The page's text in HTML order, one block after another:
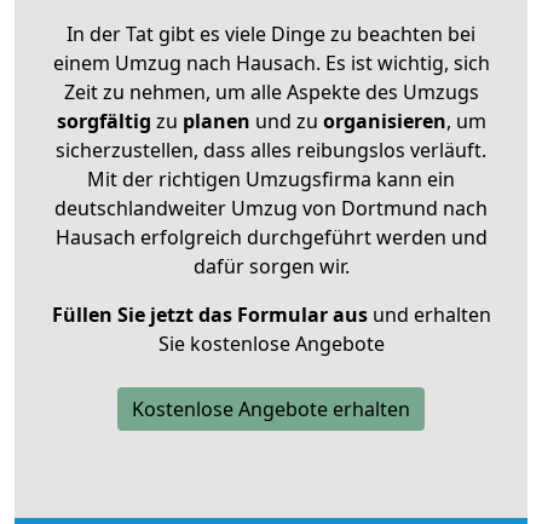
In der Tat gibt es viele Dinge zu beachten bei
einem Umzug nach Hausach. Es ist wichtig, sich
Zeit zu nehmen, um alle Aspekte des Umzugs
sorgfältig zu planen und zu organisieren, um
sicherzustellen, dass alles reibungslos verläuft.
Mit der richtigen Umzugsfirma kann ein
deutschlandweiter Umzug von Dortmund nach
Hausach erfolgreich durchgeführt werden und
dafür sorgen wir.
Füllen Sie jetzt das Formular ausund erhalten
Sie kostenlose Angebote
Kostenlose Angebote erhalten